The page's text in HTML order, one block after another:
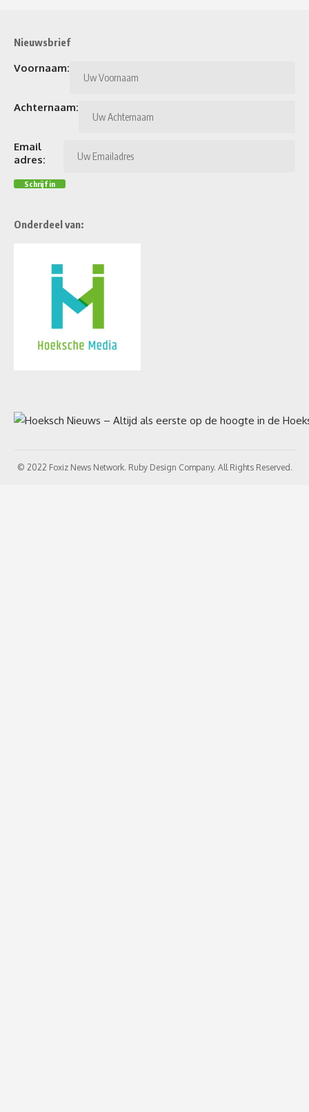
Nieuwsbrief
Voornaam:
Achternaam:
Email
adres:
Onderdeel van:
© 2022 Foxiz News Network. Ruby Design Company. All Rights Reserved.